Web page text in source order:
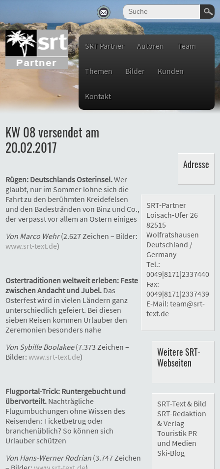
SRT Partner Autoren Team
Themen Bilder Kunden
Kontakt
KW 08 versendet am
20.02.2017
Rügen: Deutschlands Osterinsel.Wer
glaubt, nur im Sommer lohne sich die
Fahrt zu den berühmten Kreidefelsen
und den Badestränden von Binz und Co.,
der verpasst vor allem an Ostern einiges
Von Marco Wehr(2.627 Zeichen – Bilder:
www.srt-text.de)
Ostertraditionen weltweit erleben: Feste
zwischen Andacht und Jubel. Das
Osterfest wird in vielen Ländern ganz
unterschiedlich gefeiert. Bei diesen
sieben Reisen kommen Urlauber den
Zeremonien besonders nahe
Von Sybille Boolakee(7.373 Zeichen –
Bilder:www.srt-text.de)
Flugportal-Trick: Runtergebucht und
übervorteilt. Nachträgliche
Flugumbuchungen ohne Wissen des
Reisenden: Ticketbetrug oder
branchenüblich? So können sich
Urlauber schützen
Von Hans-Werner Rodrian (3.747 Zeichen
Adresse
SRT-Partner
Loisach-Ufer 26
82515
Wolfratshausen
Deutschland /
Germany
Tel.:
0049|8171|2337440
Fax:
0049|8171|2337439
E-Mail: team@srt-
text.de
Weitere SRT-
Webseiten
SRT-Text & Bild
SRT-Redaktion
& Verlag
Touristik PR
und Medien
Ski-Blog